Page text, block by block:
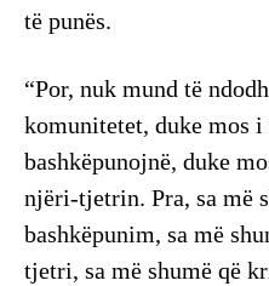
të punës.
“Por, nuk mund të
komunitetet, duke mos i
bashkëpunojnë, duke
njëri-tjetrin. Pra, sa më
bashkëpunim, sa më
tjetri, sa më shumë që